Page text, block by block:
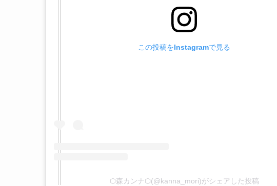
この投稿をInstagramで見る
⬡森カンナ⬡(@kanna_mori)がシェアした投稿